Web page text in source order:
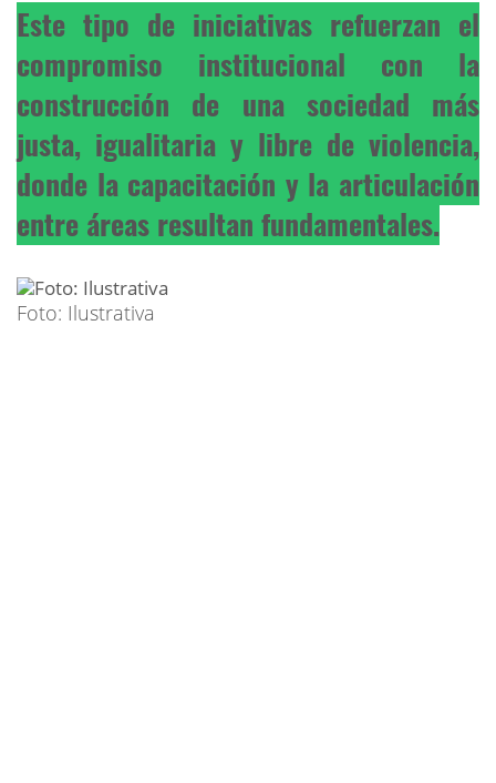
Este tipo de iniciativas refuerzan el
compromiso institucional con la
construcción de una sociedad más
justa, igualitaria y libre de violencia,
donde la capacitación y la articulación
entre áreas resultan fundamentales.
Foto: Ilustrativa